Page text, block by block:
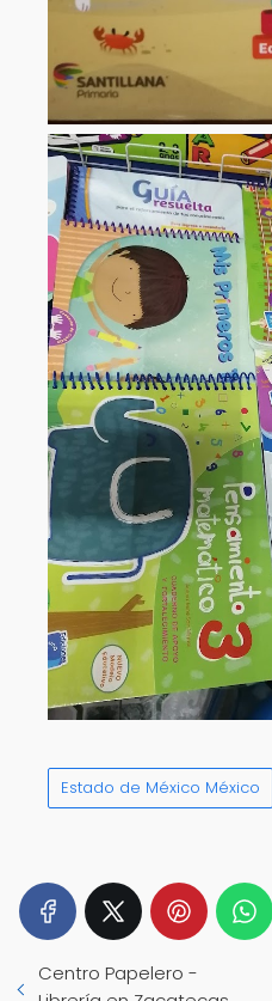
Estado de México México
Centro Papelero -